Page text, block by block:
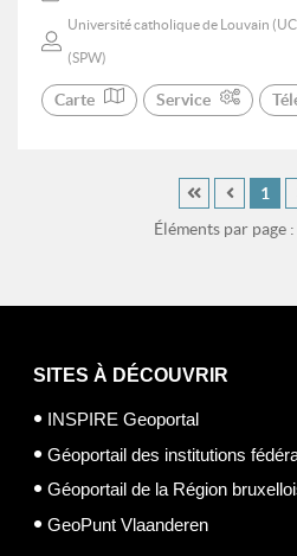
Université catholique de Louvain
(SPW)
Carte Service
Éléments par page :
1
SITES À DÉCOUVRIR
INSPIRE Geoportal
Géoportail des institutions
Géoportail de la Région
GeoPunt Vlaanderen